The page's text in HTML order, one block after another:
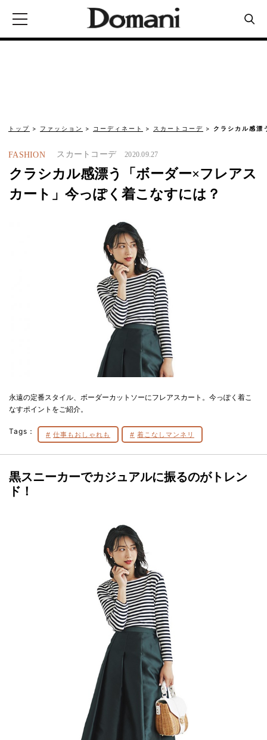
トップ ファッション コーディネート スカートコーデ クラシカル感漂
FASHION スカートコーデ 2020.09.27
クラシカル感漂う「ボーダー×フレアス
カート」今っぽく着こなすには？
永遠の定番スタイル、ボーダーカットソーにフレアスカート。今っぽく着こ
なすポイントをご紹介。
Tags： 仕事もおしゃれも 着こなしマンネリ
黒スニーカーでカジュアルに振るのがトレン
ド！